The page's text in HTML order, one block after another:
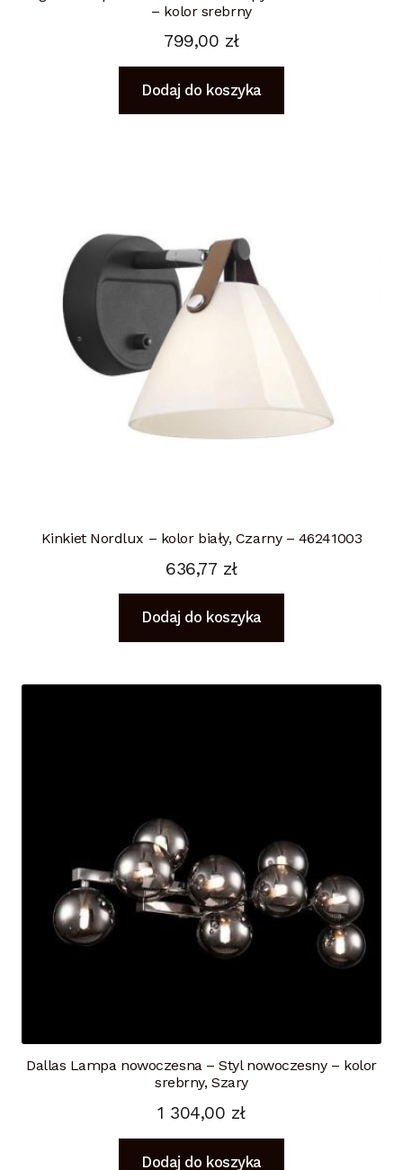
– kolor srebrny
799,00 zł
Dodaj do koszyka
Kinkiet Nordlux – kolor biały, Czarny – 46241003
636,77 zł
Dodaj do koszyka
Dallas Lampa nowoczesna – Styl nowoczesny – kolor
srebrny, Szary
1 304,00 zł
Dodaj do koszyka